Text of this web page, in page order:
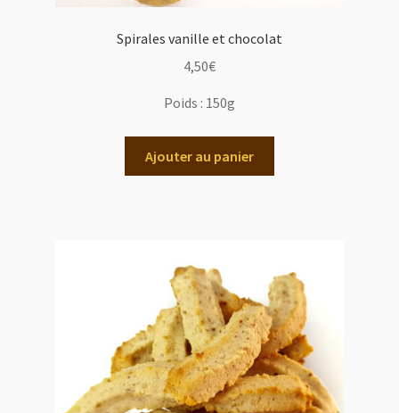
Spirales vanille et chocolat
4,50€
Poids : 150g
Ajouter au panier